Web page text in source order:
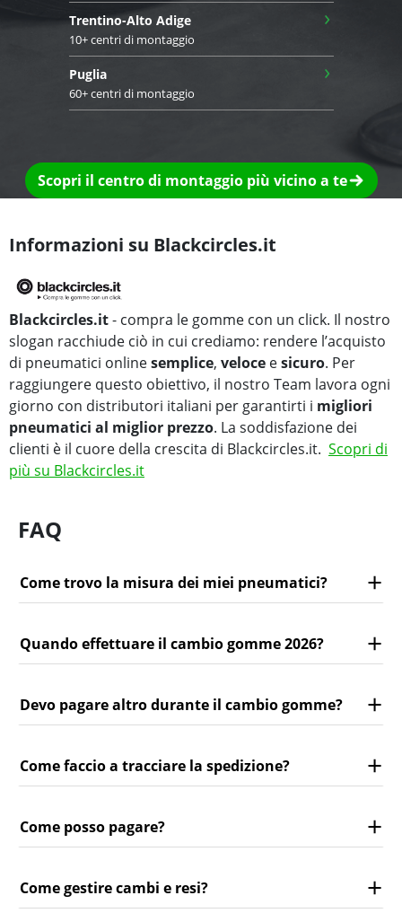
Trentino-Alto Adige
10+ centri di montaggio
›
Puglia
60+ centri di montaggio
›
Scopri il centro di montaggio più vicino a te
Informazioni su Blackcircles.it
Blackcircles.it- compra le gomme con un click. Il nostro
slogan racchiude ciò in cui crediamo: rendere l’acquisto
di pneumatici onlinesemplice, veloce esicuro. Per
raggiungere questo obiettivo, il nostro Team lavora ogni
giorno con distributori italiani per garantirti i migliori
pneumatici al miglior prezzo. La soddisfazione dei
clienti è il cuore della crescita di Blackcircles.it. Scopri di
più su Blackcircles.it
FAQ
Come trovo la misura dei miei pneumatici?
Quando effettuare il cambio gomme 2026?
Devo pagare altro durante il cambio gomme?
Come faccio a tracciare la spedizione?
Come posso pagare?
Come gestire cambi e resi?